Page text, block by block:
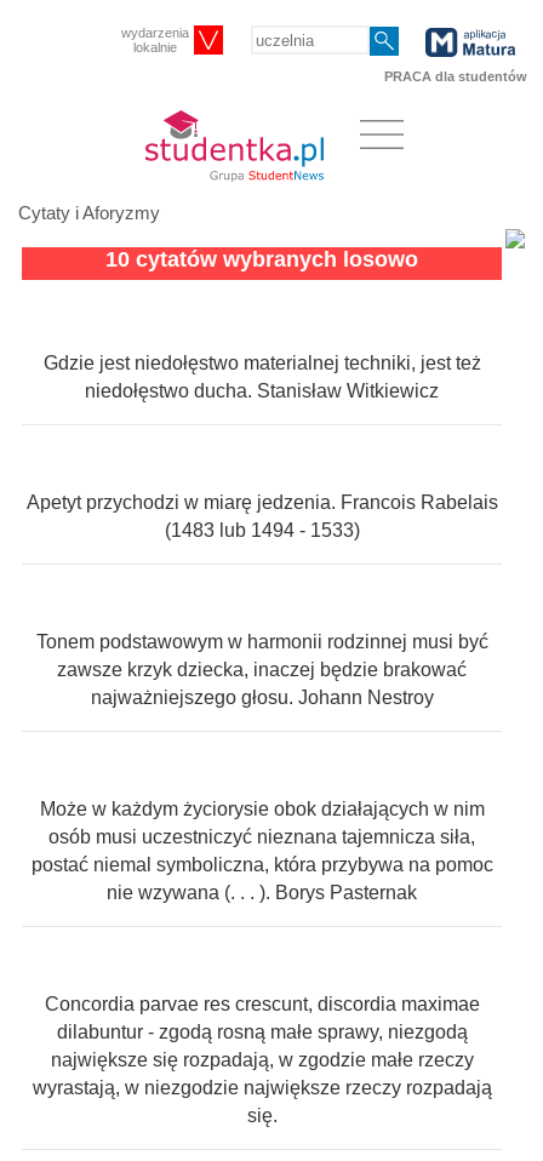
wydarzenia
lokalnie
PRACA dla studentów
Cytaty i Aforyzmy
10 cytatów wybranych losowo
Gdzie jest niedołęstwo materialnej techniki, jest też
niedołęstwo ducha. Stanisław Witkiewicz
Apetyt przychodzi w miarę jedzenia. Francois Rabelais
(1483 lub 1494 - 1533)
Tonem podstawowym w harmonii rodzinnej musi być
zawsze krzyk dziecka, inaczej będzie brakować
najważniejszego głosu. Johann Nestroy
Może w każdym życiorysie obok działających w nim
osób musi uczestniczyć nieznana tajemnicza siła,
postać niemal symboliczna, która przybywa na pomoc
nie wzywana (. . . ). Borys Pasternak
Concordia parvae res crescunt, discordia maximae
dilabuntur - zgodą rosną małe sprawy, niezgodą
największe się rozpadają, w zgodzie małe rzeczy
wyrastają, w niezgodzie największe rzeczy rozpadają
się.